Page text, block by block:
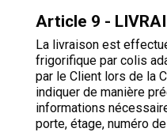
Article 9 -
La livraison est
frigorifique par colis
par le Client lors de la
indiquer de manière
informations
porte, étage, numéro